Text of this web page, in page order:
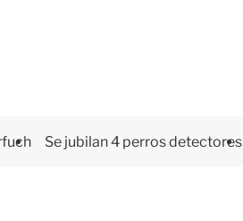
Se jubilan 4 perros detectores